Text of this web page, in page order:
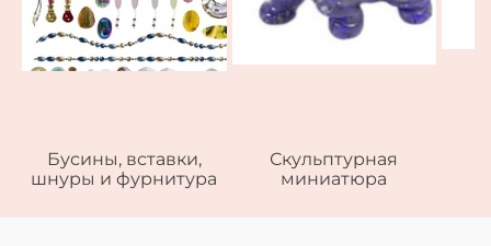
Бусины, вставки,
шнуры и фурнитура
Скульптурная
миниатюра